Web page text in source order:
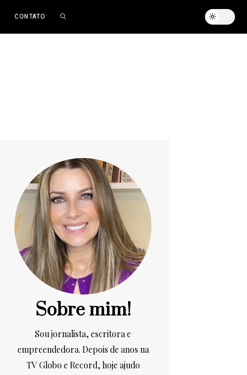
CONTATO
Sobre mim!
Sou jornalista, escritora e
empreendedora. Depois de anos na
TV Globo e Record, hoje ajudo